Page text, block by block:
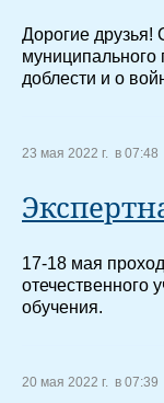
Дорогие друзья!
муниципального
доблести и о
23 мая 2022 г. в 07:48
17-18 мая
отечественного
обучения.
20 мая 2022 г. в 07:39